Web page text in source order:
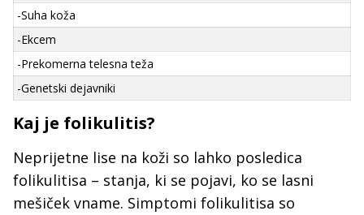
-Suha koža
-Ekcem
-Prekomerna telesna teža
-Genetski dejavniki
Kaj je folikulitis?
Neprijetne lise na koži so lahko posledica
folikulitisa – stanja, ki se pojavi, ko se lasni
mešiček vname. Simptomi folikulitisa so